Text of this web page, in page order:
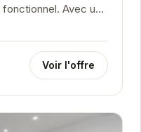
Avec un
aucun...
Voir l'offre